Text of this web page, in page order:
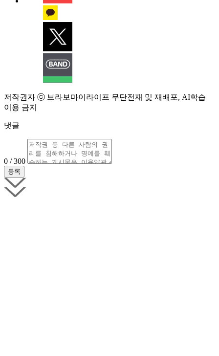
저작권자 ⓒ 브라보마이라이프 무단전재 및 재배포, AI학습
이용 금지
댓글
0 / 300